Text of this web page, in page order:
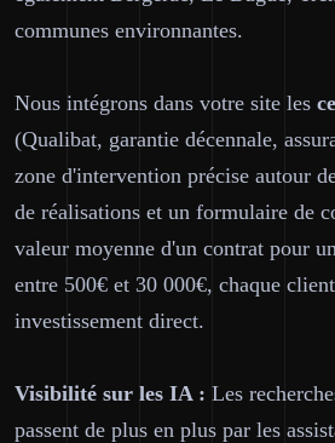
communes environnantes.
Nous intégrons dans votre site les
(Qualibat, garantie décennale,
zone d'intervention précise autour
de réalisations et un formulaire de
valeur moyenne d'un contrat pour
entre 500€ et 30 000€, chaque
investissement direct.
Visibilité sur les IA : Les
passent de plus en plus par les